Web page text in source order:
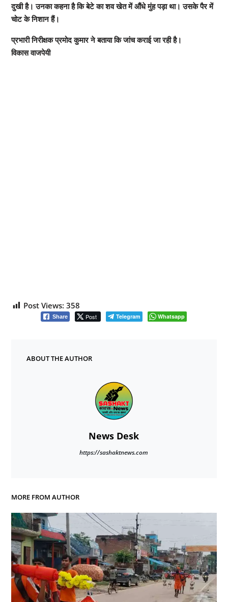
दुखी है। उनका कहना है कि बेटे का शव खेत में औंधे मुंह पड़ा था। उसके पैर में
चोट के निशान हैं।
प्रभारी निरीक्षक प्रमोद कुमार ने बताया कि जांच कराई जा रही है।
विकास वाजपेयी
Post Views: 358
Share Post Telegram Whatsapp
ABOUT THE AUTHOR
News Desk
https://sashaktnews.com
MORE FROM AUTHOR